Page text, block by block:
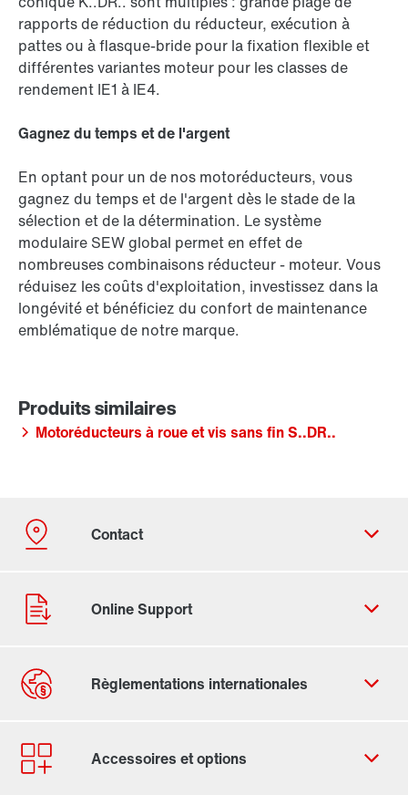
rapports de réduction du réducteur, exécution à
pattes ou à flasque-bride pour la fixation flexible et
différentes variantes moteur pour les classes de
rendement IE1 à IE4.
Gagnez du temps et de l'argent
En optant pour un de nos motoréducteurs, vous
gagnez du temps et de l'argent dès le stade de la
sélection et de la détermination. Le système
modulaire SEW global permet en effet de
nombreuses combinaisons réducteur - moteur. Vous
réduisez les coûts d'exploitation, investissez dans la
longévité et bénéficiez du confort de maintenance
emblématique de notre marque.
Motoréducteurs à roue et vis sans fin S..DR..
Formulaire de contact
Trouvez votre Drive Service Partner